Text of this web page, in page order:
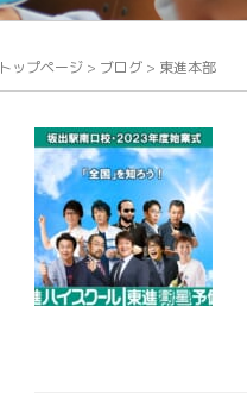
トップページ > ブログ > 東進本部